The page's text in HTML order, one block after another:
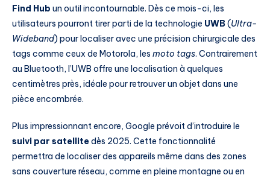
Find Hub un outil incontournable. Dès ce mois-ci, les
utilisateurs pourront tirer parti de la technologie UWB(Ultra-
Wideband) pour localiser avec une précision chirurgicale des
tags comme ceux de Motorola, les moto tags. Contrairement
au Bluetooth, l’UWB offre une localisation à quelques
centimètres près, idéale pour retrouver un objet dans une
pièce encombrée.
Plus impressionnant encore, Google prévoit d’introduire le
suivi par satellitedès 2025. Cette fonctionnalité
permettra de localiser des appareils même dans des zones
sans couverture réseau, comme en pleine montagne ou en